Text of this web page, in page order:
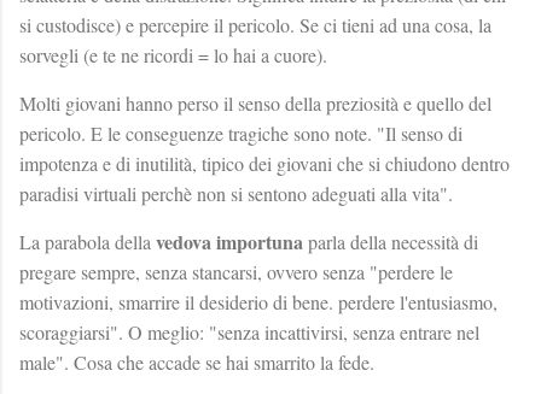
si custodisce) e percepire il pericolo. Se ci tieni ad una cosa, la
sorvegli (e te ne ricordi = lo hai a cuore).
Molti giovani hanno perso il senso della preziosità e quello del
pericolo. E le conseguenze tragiche sono note. "Il senso di
impotenza e di inutilità, tipico dei giovani che si chiudono dentro
paradisi virtuali perchè non si sentono adeguati alla vita".
La parabola della vedova importuna parla della necessità di
pregare sempre, senza stancarsi, ovvero senza "perdere le
motivazioni, smarrire il desiderio di bene. perdere l'entusiasmo,
scoraggiarsi". O meglio: "senza incattivirsi, senza entrare nel
male". Cosa che accade se hai smarrito la fede.